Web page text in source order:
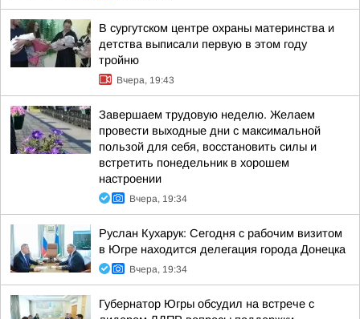
В сургутском центре охраны материнства и
детства выписали первую в этом году
тройню
Вчера, 19:43
Завершаем трудовую неделю. Желаем
провести выходные дни с максимальной
пользой для себя, восстановить силы и
встретить понедельник в хорошем
настроении
Вчера, 19:34
Руслан Кухарук: Сегодня с рабочим визитом
в Югре находится делегация города Донецка
Вчера, 19:34
Губернатор Югры обсудил на встрече с